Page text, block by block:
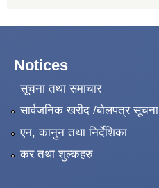
Notices
सूचना तथा समाचार
सार्वजनिक खरीद /बोलपत्र सूचना
एन, कानुन तथा निर्देशिका
कर तथा शुल्कहरु